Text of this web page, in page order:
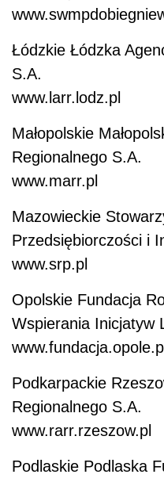
Łódzkie Łódzka
S.A.
www.larr.lodz.pl
Małopolskie
Regionalnego S.A.
www.marr.pl
Mazowieckie
Przedsiębiorczości i
www.srp.pl
Opolskie Fundacja
Wspierania Inicjatyw
Podkarpackie
Regionalnego S.A.
www.rarr.rzeszow.pl
Podlaskie Podlaska